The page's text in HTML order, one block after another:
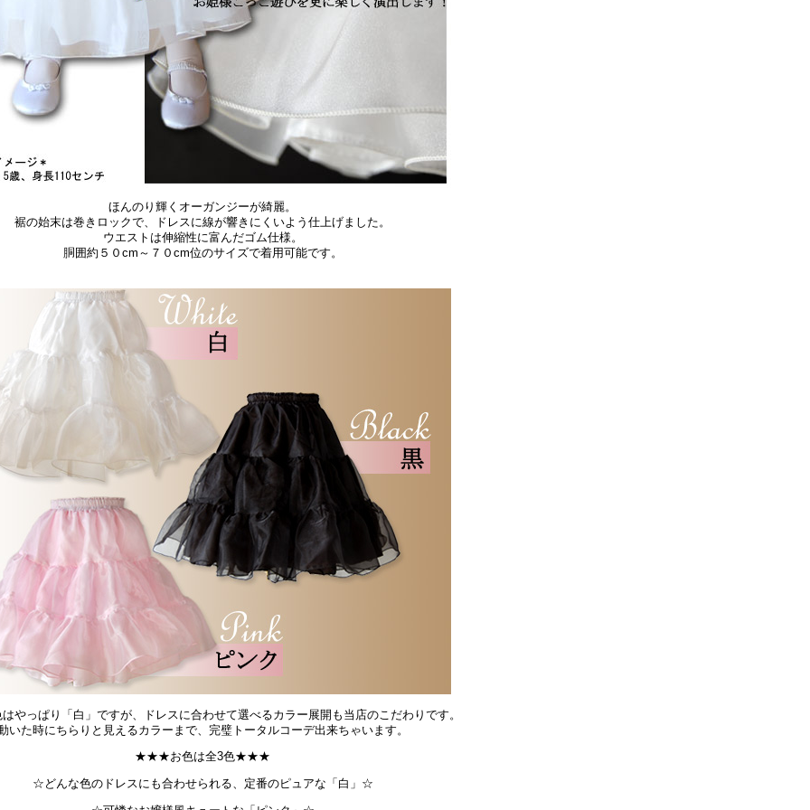
ほんのり輝くオーガンジーが綺麗。
裾の始末は巻きロックで、ドレスに線が響きにくいよう仕上げました。
ウエストは伸縮性に富んだゴム仕様。
胴囲約５０cm～７０cm位のサイズで着用可能です。
やっぱり「白」ですが、ドレスに合わせて選べるカラー展開も当店のこだわりです。
いた時にちらりと見えるカラーまで、完璧トータルコーデ出来ちゃいます。
★★★お色は全3色★★★
☆どんな色のドレスにも合わせられる、定番のピュアな「白」☆